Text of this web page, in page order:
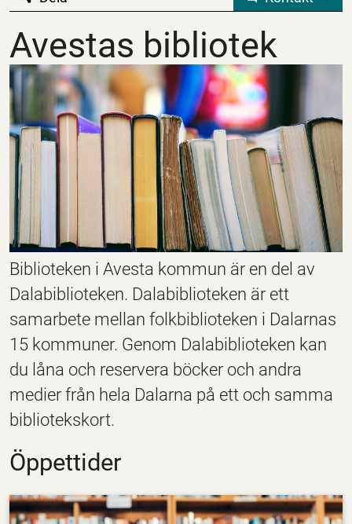
Avestas bibliotek
Avestas bibliotek
Biblioteken i Avesta kommun är en del av
Dalabiblioteken. Dalabiblioteken är ett
samarbete mellan folkbiblioteken i Dalarnas
15 kommuner. Genom Dalabiblioteken kan
du låna och reservera böcker och andra
medier från hela Dalarna på ett och samma
bibliotekskort.
Öppettider